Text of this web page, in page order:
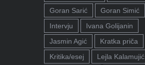
Goran Sarić
Goran Simić
Intervju
Ivana Golijanin
Jasmin Agić
Kratka priča
Kritika/esej
Lejla Kalamujić